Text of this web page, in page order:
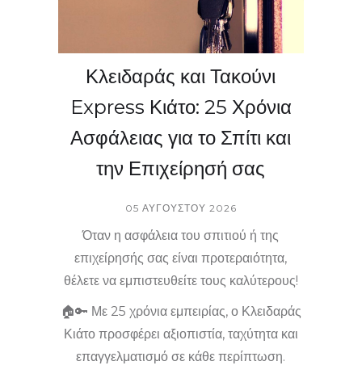
Κλειδαράς και Τακούνι
Express Κιάτο: 25 Χρόνια
Ασφάλειας για το Σπίτι και
την Επιχείρησή σας
05 ΑΥΓΟΎΣΤΟΥ 2026
Όταν η ασφάλεια του σπιτιού ή της
επιχείρησής σας είναι προτεραιότητα,
θέλετε να εμπιστευθείτε τους καλύτερους!
🏠🔑 Με 25 χρόνια εμπειρίας, ο Κλειδαράς
Κιάτο προσφέρει αξιοπιστία, ταχύτητα και
επαγγελματισμό σε κάθε περίπτωση.